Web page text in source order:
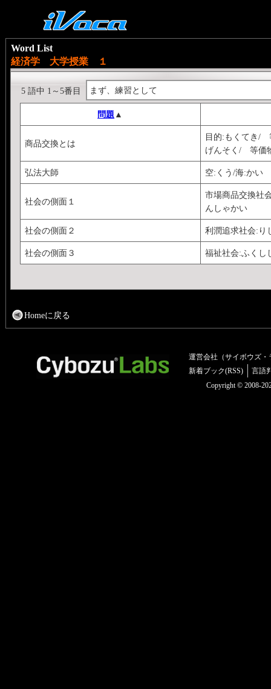
Word List
経済学 大学授業 １
まず、練習として
5 語中 1～5番目
問題 ▲
商品交換とは
目的:もくてき/
げんそく/ 等価
弘法大師 空:くう/海:かい
社会の側面１
市場商品交換社
んしゃかい
社会の側面２ 利潤追求社会:り
社会の側面３ 福祉社会:ふくし
Homeに戻る
運営会社（サイボウズ・
新着ブック(RSS)
言語
Copyright © 2008-